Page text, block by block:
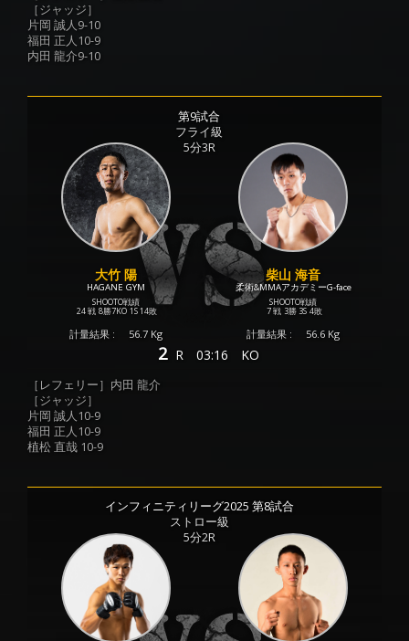
［ジャッジ］
片岡 誠人9-10
福田 正人10-9
内田 龍介9-10
第9試合
フライ級
5分3R
大竹 陽
HAGANE GYM
SHOOTO戦績
24 戦 8勝7KO 1S 14敗
計量結果 : 56.7 Kg
柴山 海音
柔術&MMAアカデミーG-face
SHOOTO戦績
7 戦 3勝 3S 4敗
計量結果 : 56.6 Kg
2 R 03:16 KO
［レフェリー］内田 龍介
［ジャッジ］
片岡 誠人10-9
福田 正人10-9
植松 直哉 10-9
インフィニティリーグ2025 第8試合
ストロー級
5分2R